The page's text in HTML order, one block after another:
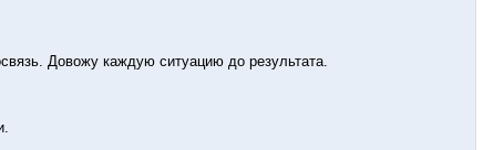
Довожу каждую ситуацию до результата.